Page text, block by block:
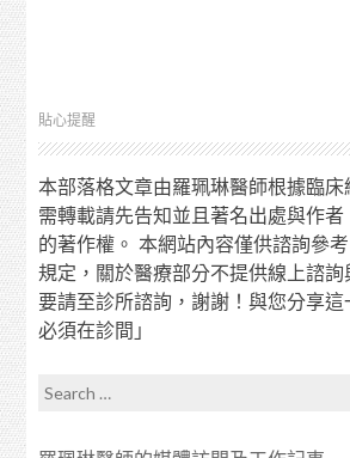
貼心提醒
本部落格文章由羅珮琳醫師根據臨床
需轉載請先告知並且著名出處與作者
的著作權。 本網站內容僅供諮詢參
規定，關於醫療部分不提供線上諮詢
要請至診所諮詢，謝謝！與您分享
必須在診間」
Search for: